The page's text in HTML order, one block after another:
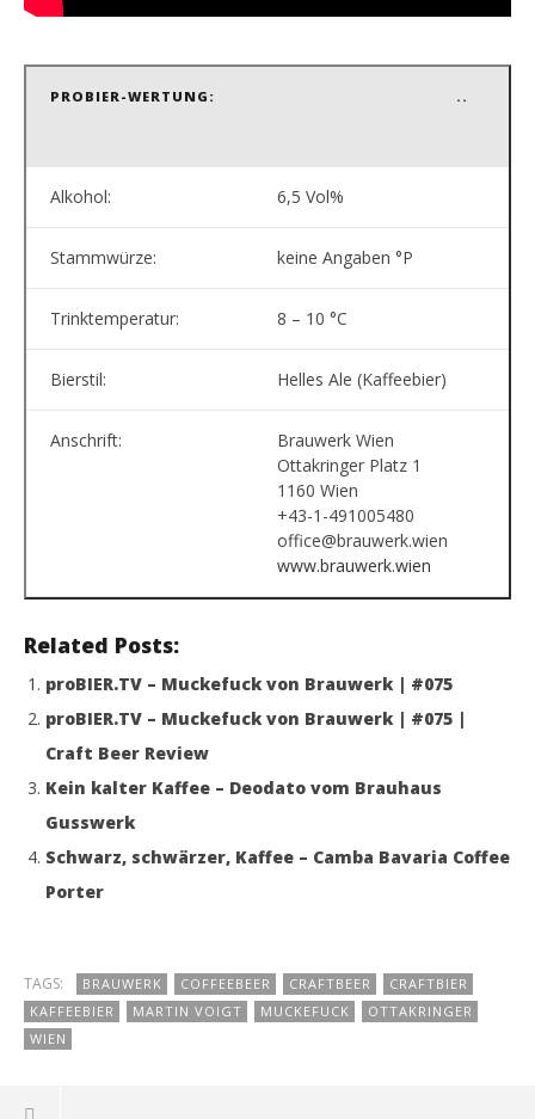
PROBIER-WERTUNG: ..
Alkohol: 6,5 Vol%
Stammwürze: keine Angaben °P
Trinktemperatur: 8 – 10 °C
Bierstil: Helles Ale (Kaffeebier)
Anschrift:
Brauwerk Wien
Ottakringer Platz 1
1160 Wien
+43-1-491005480
office@brauwerk.wien
www.brauwerk.wien
Related Posts:
proBIER.TV – Muckefuck von Brauwerk | #075
proBIER.TV – Muckefuck von Brauwerk | #075 |
Craft Beer Review
Kein kalter Kaffee – Deodato vom Brauhaus
Gusswerk
Schwarz, schwärzer, Kaffee – Camba Bavaria Coffee
Porter
TAGS: BRAUWERK COFFEEBEER CRAFTBEER
CRAFTBIER
KAFFEEBIER
MARTIN VOIGT MUCKEFUCK
OTTAKRINGER
WIEN